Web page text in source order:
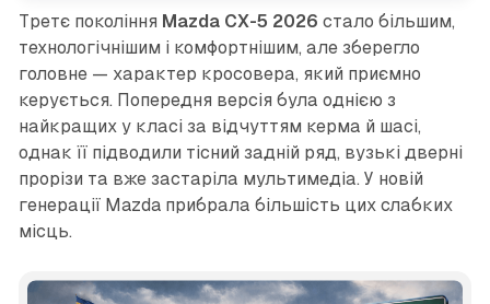
Третє покоління Mazda CX-5 2026 стало більшим,
технологічнішим і комфортнішим, але зберегло
головне — характер кросовера, який приємно
керується. Попередня версія була однією з
найкращих у класі за відчуттям керма й шасі,
однак її підводили тісний задній ряд, вузькі дверні
прорізи та вже застаріла мультимедіа. У новій
генерації Mazda прибрала більшість цих слабких
місць.